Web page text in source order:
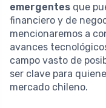
emergentes que
financiero y de
mencionaremos a
avances
campo vasto de
ser clave para
mercado chileno.